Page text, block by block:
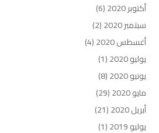
أكتوبر 2020
(6)
سبتمبر 2020
(2)
أغسطس 2020
(4)
يوليو 2020
(1)
يونيو 2020
(8)
مايو 2020
(29)
أبريل 2020
(21)
يوليو 2019
(1)